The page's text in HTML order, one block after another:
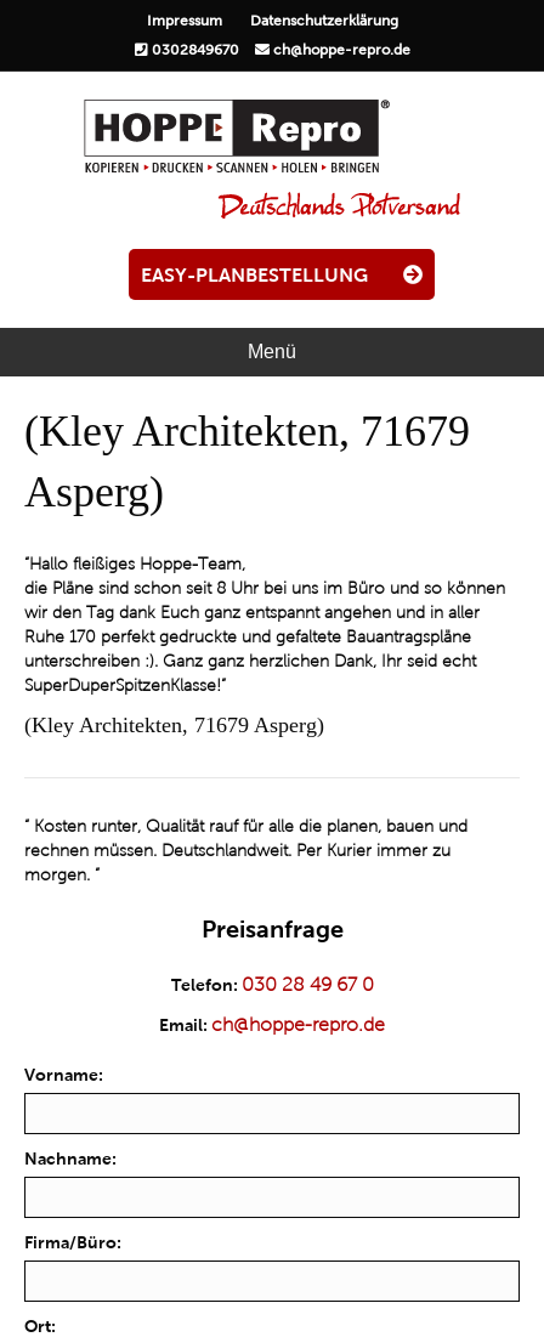
Impressum
Datenschutzerklärung
0302849670
ch@hoppe-repro.de
EASY-PLANBESTELLUNG
Menü
(Kley Architekten, 71679
Asperg)
“Hallo fleißiges Hoppe-Team,
die Pläne sind schon seit 8 Uhr bei uns im Büro und so können
wir den Tag dank Euch ganz entspannt angehen und in aller
Ruhe 170 perfekt gedruckte und gefaltete Bauantragspläne
unterschreiben :). Ganz ganz herzlichen Dank, Ihr seid echt
SuperDuperSpitzenKlasse!”
(Kley Architekten, 71679 Asperg)
“ Kosten runter, Qualität rauf für alle die planen, bauen und
rechnen müssen. Deutschlandweit. Per Kurier immer zu
morgen. ”
Preisanfrage
Telefon: 030 28 49 67 0
Email: ch@hoppe-repro.de
Vorname:
Nachname:
Firma/Büro:
Ort: